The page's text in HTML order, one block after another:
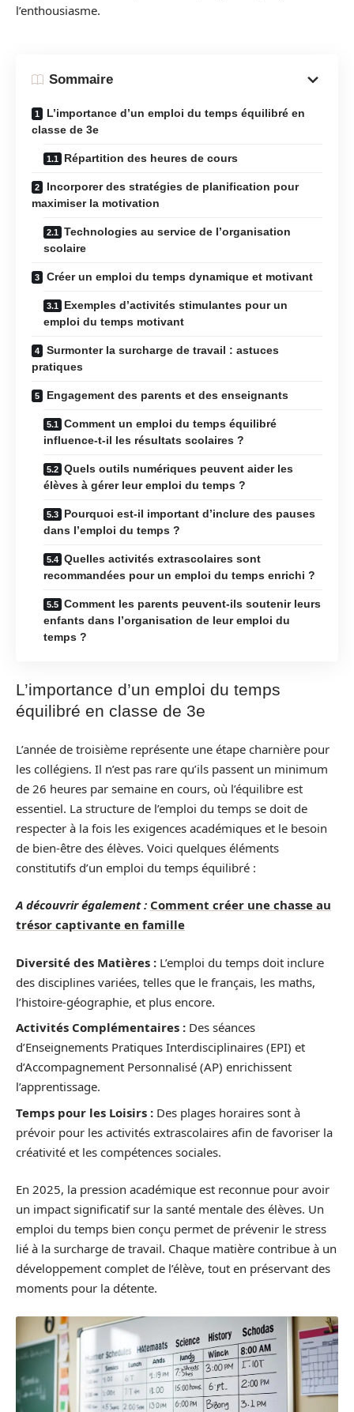
l’enthousiasme.
Sommaire
L’importance d’un emploi du temps équilibré en
classe de 3e
Répartition des heures de cours
Incorporer des stratégies de planification pour
maximiser la motivation
Technologies au service de l’organisation
scolaire
Créer un emploi du temps dynamique et motivant
Exemples d’activités stimulantes pour un
emploi du temps motivant
Surmonter la surcharge de travail : astuces
pratiques
Engagement des parents et des enseignants
Comment un emploi du temps équilibré
influence-t-il les résultats scolaires ?
Quels outils numériques peuvent aider les
élèves à gérer leur emploi du temps ?
Pourquoi est-il important d’inclure des pauses
dans l’emploi du temps ?
Quelles activités extrascolaires sont
recommandées pour un emploi du temps enrichi ?
Comment les parents peuvent-ils soutenir leurs
enfants dans l’organisation de leur emploi du
temps ?
L’importance d’un emploi du temps
équilibré en classe de 3e
L’année de troisième représente une étape charnière pour
les collégiens. Il n’est pas rare qu’ils passent un minimum
de 26 heures par semaine en cours, où l’équilibre est
essentiel. La structure de l’emploi du temps se doit de
respecter à la fois les exigences académiques et le besoin
de bien-être des élèves. Voici quelques éléments
constitutifs d’un emploi du temps équilibré :
A découvrir également : Comment créer une chasse au
trésor captivante en famille
Diversité des Matières : L’emploi du temps doit inclure
des disciplines variées, telles que le français, les maths,
l’histoire-géographie, et plus encore.
Activités Complémentaires : Des séances
d’Enseignements Pratiques Interdisciplinaires (EPI) et
d’Accompagnement Personnalisé (AP) enrichissent
l’apprentissage.
Temps pour les Loisirs : Des plages horaires sont à
prévoir pour les activités extrascolaires afin de favoriser la
créativité et les compétences sociales.
En 2025, la pression académique est reconnue pour avoir
un impact significatif sur la santé mentale des élèves. Un
emploi du temps bien conçu permet de prévenir le stress
lié à la surcharge de travail. Chaque matière contribue à un
développement complet de l’élève, tout en préservant des
moments pour la détente.